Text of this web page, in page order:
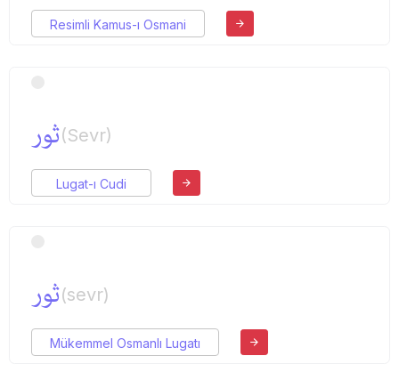
Resimli Kamus-ı Osmani
ثور(Sevr)
Lugat-ı Cudi
ثور(sevr)
Mükemmel Osmanlı Lugatı